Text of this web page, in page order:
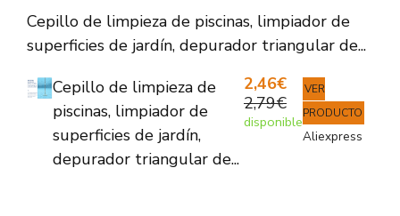
Cepillo de limpieza de piscinas, limpiador de
superficies de jardín, depurador triangular de...
Cepillo de limpieza de
piscinas, limpiador de
superficies de jardín,
depurador triangular de...
2,46€
2,79€
disponible
VER
PRODUCTO
Aliexpress